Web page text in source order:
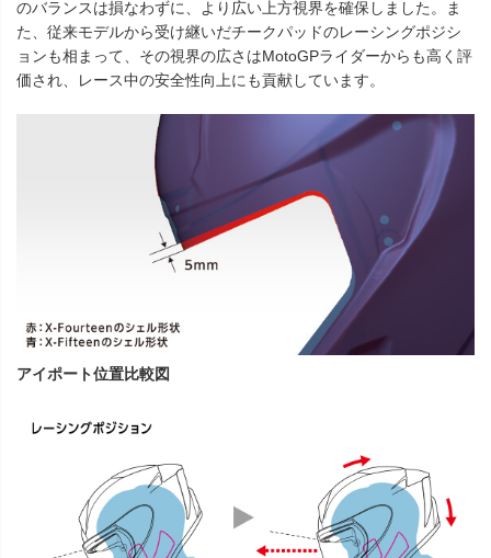
のバランスは損なわずに、より広い上方視界を確保しました。ま
た、従来モデルから受け継いだチークパッドのレーシングポジシ
ョンも相まって、その視界の広さはMotoGPライダーからも高く評
価され、レース中の安全性向上にも貢献しています。
アイポート位置比較図